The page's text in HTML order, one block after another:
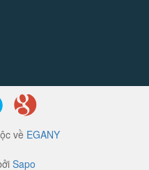
về EGANY
Sapo